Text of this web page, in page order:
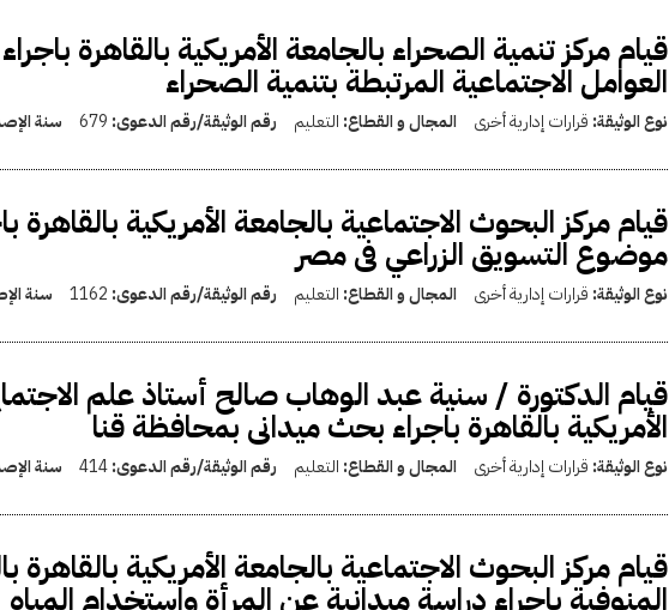
قيام مركز تنمية الصحراء بالجامعة الأمريكية بالقاهرة
العوامل الاجتماعية المرتبطة بتنمية الصحراء
نوع الوثيقة: قرارات إدارية أخرى المجال و القطاع: التعليم رقم الوثيقة/رقم الدعوى: 679 سنة
قيام مركز البحوث الاجتماعية بالجامعة الأمريكية بالقاهرة
موضوع التسويق الزراعي فى مصر
نوع الوثيقة: قرارات إدارية أخرى المجال و القطاع: التعليم رقم الوثيقة/رقم الدعوى: 1162 سنة
قيام الدكتورة / سنية عبد الوهاب صالح أستاذ علم
الأمريكية بالقاهرة باجراء بحث ميدانى بمحافظة قنا
نوع الوثيقة: قرارات إدارية أخرى المجال و القطاع: التعليم رقم الوثيقة/رقم الدعوى:414 سنة
قيام مركز البحوث الاجتماعية بالجامعة الأمريكية
المنوفية باجراء دراسة ميدانية عن المرأة واستخدام المياه